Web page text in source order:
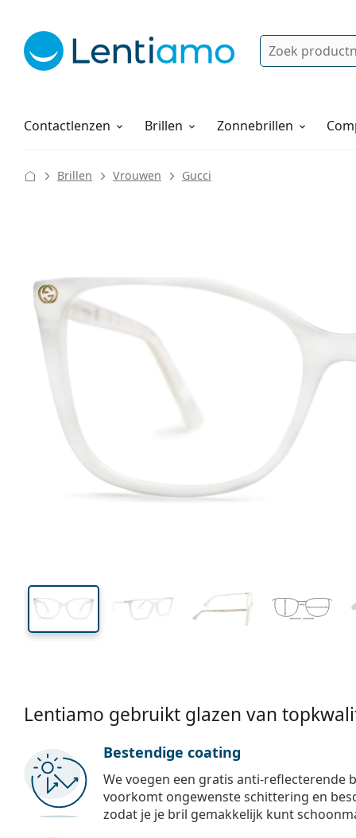
Zoek
Contactlenzen
Lenzenvloeistoffen Brillen Zonnebrillen
Hoe bestellen
Brillen Vrouwen Gucci
128 mm
Breedte
Glashoogte Glasbreedte
Lentiamo gebruikt glazen van
Bestendige coating
We voegen een gratis anti-reflecterende
voorkomt ongewenste schittering en
zodat je je bril gemakkelijk kunt